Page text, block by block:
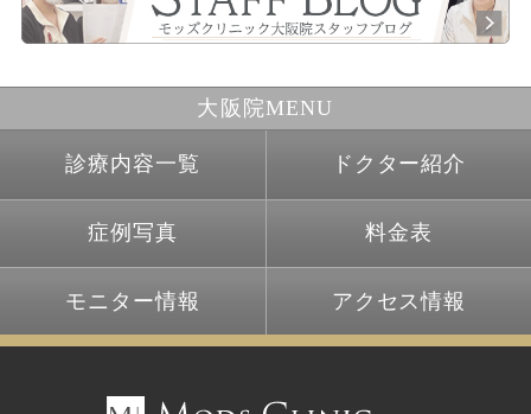
大阪院MENU
診療内容一覧 ドクター紹介
症例写真 料金表
モニター情報 アクセス情報